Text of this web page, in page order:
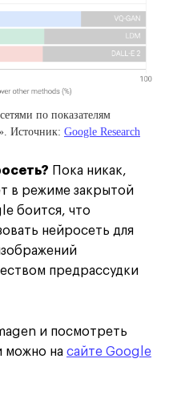
по показателям
Источник: Google Research
Пока никак,
в режиме закрытой
боится, что
нейросеть для
предрассудки
и посмотреть
можно на сайте Google